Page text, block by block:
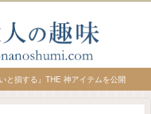
と損する』THE 神アイテムを公開